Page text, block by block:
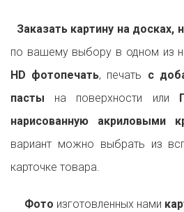
Заказать картину на досках,
по вашему выбору в одном из
HD фотопечать, печать с
пасты на поверхности или
нарисованную акриловыми
вариант можно выбрать из
карточке товара.
Фото изготовленных нами